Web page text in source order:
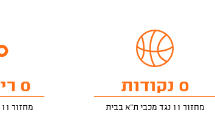
0 נקודות
מחזור 11 נגד מכבי ת"א בבית
0 ריבאונדים
מחזור 11 נגד מכבי ת"א בבית